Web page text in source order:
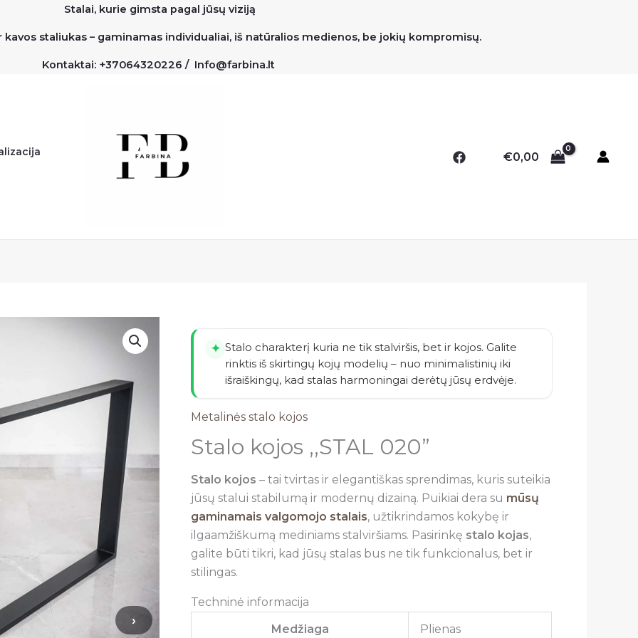
Stalai, kurie gimsta pagal jūsų viziją
staliukas – gaminamas individualiai, iš natūralios medienos, be jokių kompromisų.
Kontaktai: +37064320226 / Info@farbina.lt
€0,00
›
✦ Stalo charakterį kuria ne tik stalviršis, bet ir kojos. Galite
rinktis iš skirtingų kojų modelių – nuo minimalistinių iki
išraiškingų, kad stalas harmoningai derėtų jūsų erdvėje.
Metalinės stalo kojos
Stalo kojos ,,STAL 020”
Stalo kojos – tai tvirtas ir elegantiškas sprendimas, kuris suteikia
jūsų stalui stabilumą ir modernų dizainą. Puikiai dera su mūsų
gaminamais valgomojo stalais, užtikrindamos kokybę ir
ilgaamžiškumą mediniams stalviršiams. Pasirinkę stalo kojas,
galite būti tikri, kad jūsų stalas bus ne tik funkcionalus, bet ir
stilingas.
Techninė informacija
Medžiaga
Plienas